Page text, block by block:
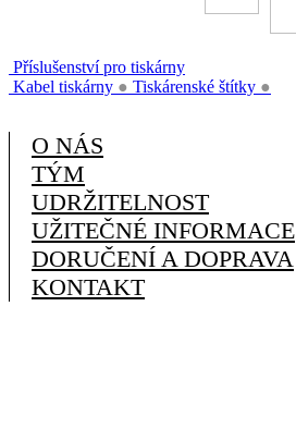
Příslušenství pro tiskárny
Kabel tiskárny ● Tiskárenské štítky ●
O NÁS
TÝM
UDRŽITELNOST
UŽITEČNÉ INFORMACE
DORUČENÍ A DOPRAVA
KONTAKT